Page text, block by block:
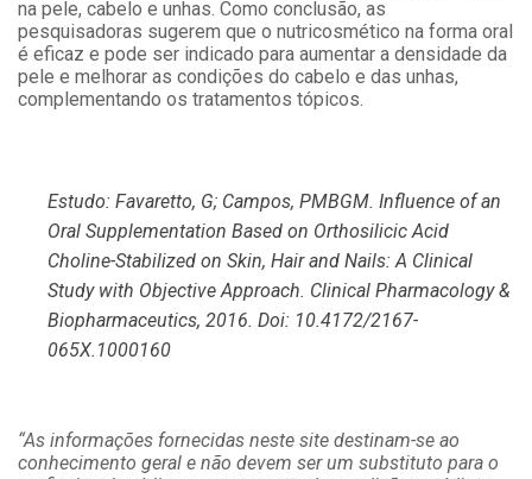
na pele, cabelo e unhas. Como conclusão, as
pesquisadoras sugerem que o nutricosmético na forma oral
é eficaz e pode ser indicado para aumentar a densidade da
pele e melhorar as condições do cabelo e das unhas,
complementando os tratamentos tópicos.
Estudo: Favaretto, G; Campos, PMBGM. Influence of an
Oral Supplementation Based on Orthosilicic Acid
Choline-Stabilized on Skin, Hair and Nails: A Clinical
Study with Objective Approach. Clinical Pharmacology &
Biopharmaceutics, 2016. Doi: 10.4172/2167-
065X.1000160
“As informações fornecidas neste site destinam-se ao
conhecimento geral e não devem ser um substituto para o